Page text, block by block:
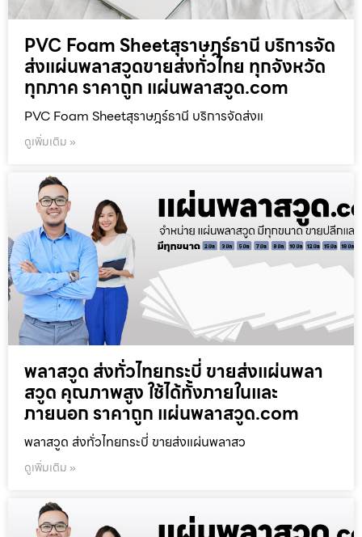
PVC Foam Sheetสุราษฎร์ธานี บริการจัด
ส่งแผ่นพลาสวูดขายส่งทั่วไทย ทุกจังหวัด
ทุกภาค ราคาถูก แผ่นพลาสวูด.com
PVC Foam Sheetสุราษฎร์ธานี บริการจัดส่งแ
ดูเพิ่มเติม »
พลาสวูด ส่งทั่วไทยกระบี่ ขายส่งแผ่นพลา
สวูด คุณภาพสูง ใช้ได้ทั้งภายในและ
ภายนอก ราคาถูก แผ่นพลาสวูด.com
พลาสวูด ส่งทั่วไทยกระบี่ ขายส่งแผ่นพลาสว
ดูเพิ่มเติม »